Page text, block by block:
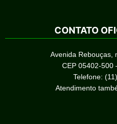
CONTATO
Avenida Rebouças,
CEP 05402-500
Telefone:
Atendimento